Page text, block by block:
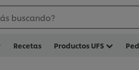
buscando?
Recetas Productos UFS